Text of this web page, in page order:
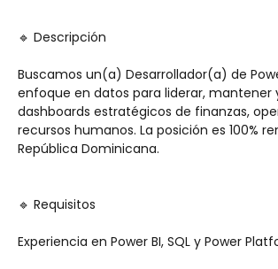
🔹 Descripción
Buscamos un(a) Desarrollador(a) de
enfoque en datos para liderar, mantener
dashboards estratégicos de finanzas,
recursos humanos. La posición es 100%
República Dominicana.
🔹 Requisitos
Experiencia en Power BI, SQL y Power